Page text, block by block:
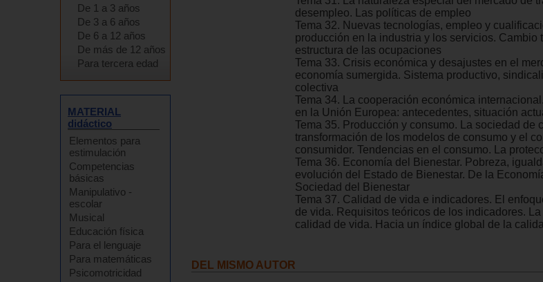
De 1 a 3 años
De 3 a 6 años
De 6 a 12 años
De más de 12 años
Para tercera edad
MATERIAL
didáctico
Elementos para
estimulación
Competencias
básicas
Manipulativo -
escolar
Musical
Educación física
Para el lenguaje
Para matemáticas
Psicomotricidad
desempleo. Las políticas de empleo
Tema 32. Nuevas tecnologías, empleo y
producción en la industria y los servicios. Cambio
estructura de las ocupaciones
Tema 33. Crisis económica y desajustes en el
economía sumergida. Sistema productivo,
colectiva
Tema 34. La cooperación económica
en la Unión Europea: antecedentes, situación
Tema 35. Producción y consumo. La sociedad de
transformación de los modelos de consumo y el
consumidor. Tendencias en el consumo. La
Tema 36. Economía del Bienestar. Pobreza,
evolución del Estado de Bienestar. De la
Sociedad del Bienestar
Tema 37. Calidad de vida e indicadores. El
de vida. Requisitos teóricos de los indicadores.
calidad de vida. Hacia un índice global de la
DEL MISMO AUTOR